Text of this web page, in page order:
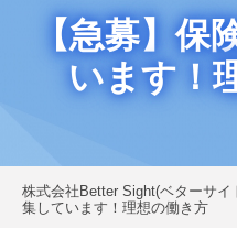
【急募】保
います！
株式会社Better Sight(ベターサイ
集しています！理想の働き方